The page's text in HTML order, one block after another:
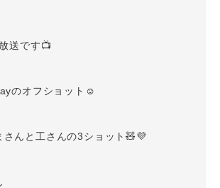
送です📺
のオフショット☺️
さんと工さんの3ショット🧸💜